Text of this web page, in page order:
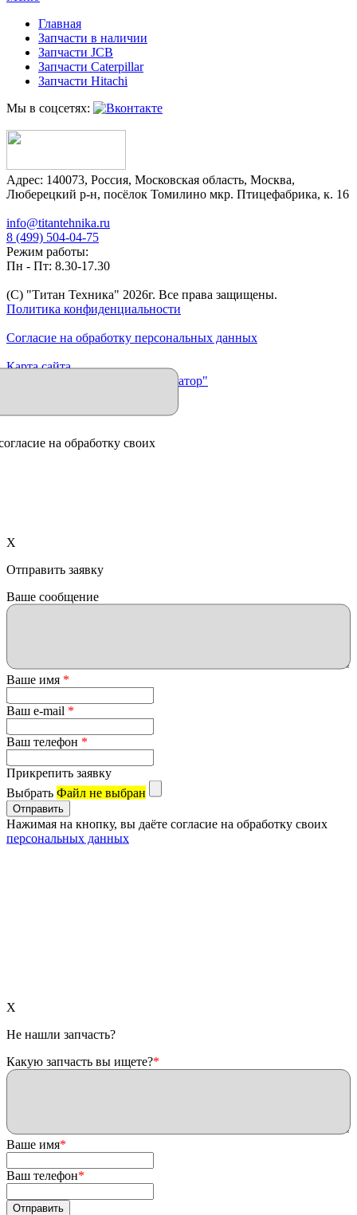
Главная
Запчасти в наличии
Запчасти JCB
Запчасти Caterpillar
Запчасти Hitachi
Мы в соцсетях:
Адрес: 140073, Россия, Московская область, Москва,
Люберецкий р-н, посёлок Томилино мкр. Птицефабрика, к. 16
info@titantehnika.ru
8 (499) 504-04-75
Режим работы:
Пн - Пт: 8.30-17.30
(C) "Титан Техника" 2026г. Все права защищены.
Политика конфиденциальности
Согласие на обработку персональных данных
Карта сайта
Продвижение сайта "Иллюминатор"
на обработку своих
X
Отправить заявку
Ваше сообщение
Ваше имя *
Ваш e-mail *
Ваш телефон *
Прикрепить заявку
Выбрать Файл не выбран
Нажимая на кнопку, вы даёте согласие на обработку своих
персональных данных
X
Не нашли запчасть?
Какую запчасть вы ищете?*
Ваше имя*
Ваш телефон*